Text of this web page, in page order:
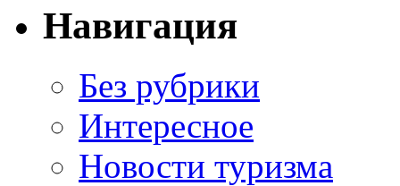
Навигация
Без рубрики
Интересное
Новости туризма